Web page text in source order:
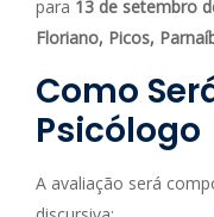
para 13 de setembro
Floriano, Picos,
Como
Psicólogo
A avaliação será